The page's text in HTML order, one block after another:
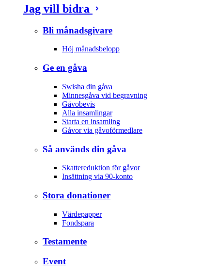
Jag vill bidra
Bli månadsgivare
Höj månadsbelopp
Ge en gåva
Swisha din gåva
Minnesgåva vid begravning
Gåvobevis
Alla insamlingar
Starta en insamling
Gåvor via gåvoförmedlare
Så används din gåva
Skattereduktion för gåvor
Insättning via 90-konto
Stora donationer
Värdepapper
Fondspara
Testamente
Event